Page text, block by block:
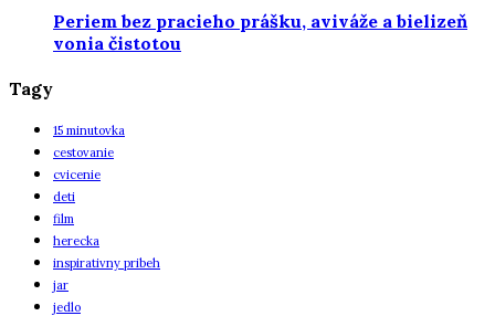
Periem bez pracieho prášku, aviváže a bielizeň
vonia čistotou
Tagy
15 minutovka
cestovanie
cvicenie
deti
film
herecka
inspirativny pribeh
jar
jedlo